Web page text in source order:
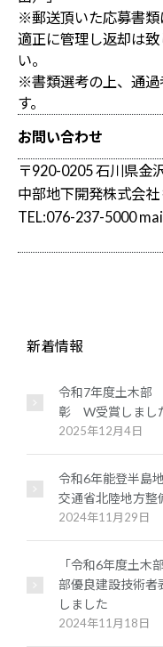
※郵送頂いた応募書類
適正に管理し返却は
い。
※書類選考の上、通過
す。
お問い合わせ
〒920-0205 石川県金
中部地下開発株式会
TEL:076-237-5000
新着情報
令和7年度土木部
彰 W受賞しまし
2025年12月4日
令和6年能登半島
交通省北陸地方整
2024年11月29日
「令和6年度土木
部優良建設技術者
しました
2024年11月18日